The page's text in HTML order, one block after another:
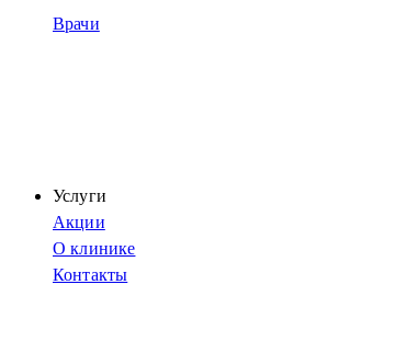
Врачи
Услуги
Акции
О клинике
Контакты